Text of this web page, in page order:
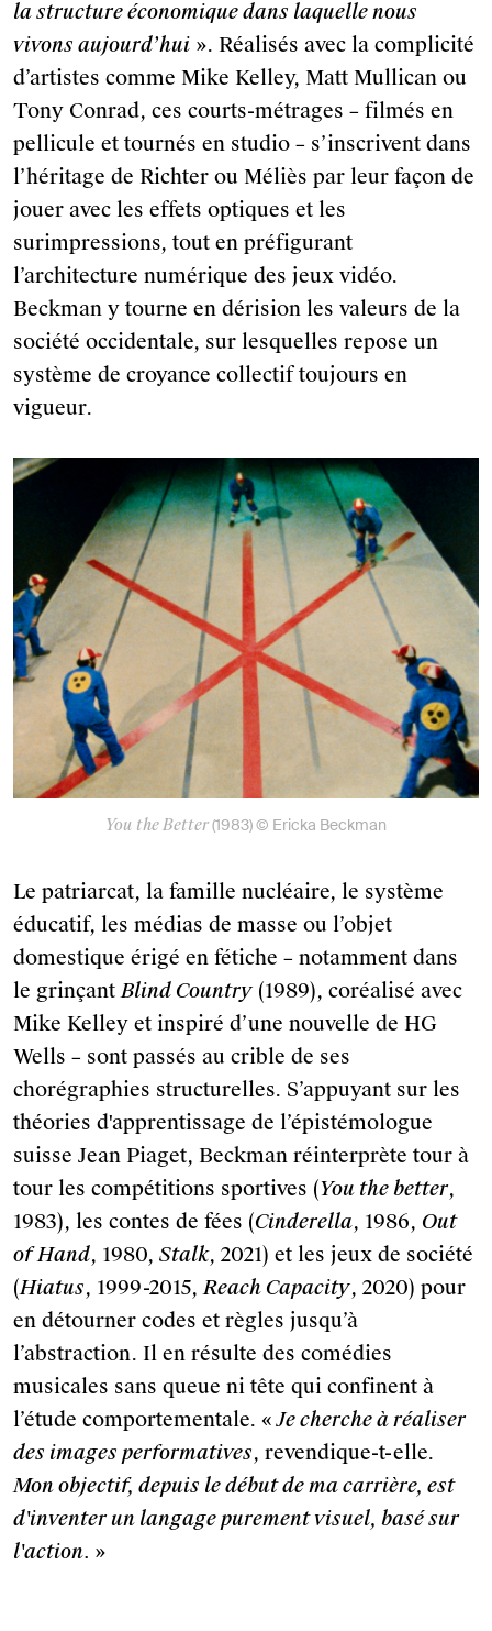
la structure économique dans laquelle nous
vivons aujourd’hui ». Réalisés avec la complicité
d’artistes comme Mike Kelley, Matt Mullican ou
Tony Conrad, ces courts-métrages – filmés en
pellicule et tournés en studio – s’inscrivent dans
l’héritage de Richter ou Méliès par leur façon de
jouer avec les effets optiques et les
surimpressions, tout en préfigurant
l’architecture numérique des jeux vidéo.
Beckman y tourne en dérision les valeurs de la
société occidentale, sur lesquelles repose un
système de croyance collectif toujours en
vigueur.
You the Better (1983) © Ericka Beckman
Le patriarcat, la famille nucléaire, le système
éducatif, les médias de masse ou l’objet
domestique érigé en fétiche – notamment dans
le grinçantBlind Country (1989), coréalisé avec
Mike Kelley et inspiré d’une nouvelle de HG
Wells – sont passés au crible de ses
chorégraphies structurelles. S’appuyant sur les
théories d'apprentissage de l’épistémologue
suisse Jean Piaget, Beckman réinterprète tour à
tour les compétitions sportives (You the better,
1983), les contes de fées (Cinderella, 1986, Out
of Hand, 1980, Stalk, 2021) et les jeux de société
(Hiatus, 1999-2015,Reach Capacity, 2020) pour
en détourner codes et règles jusqu’à
l’abstraction. Il en résulte des comédies
musicales sans queue ni tête qui confinent à
l’étude comportementale. «Je cherche à réaliser
des images performatives, revendique-t-elle.
Mon objectif, depuis le début de ma carrière, est
d'inventer un langage purement visuel, basé sur
l'action. »